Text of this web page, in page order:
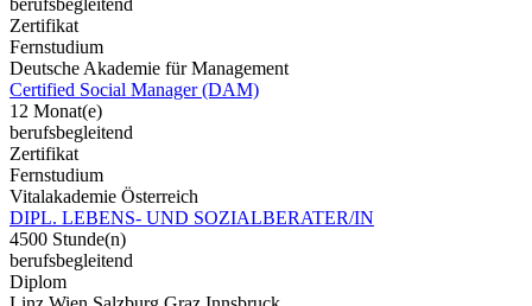
berufsbegleitend
Zertifikat
Fernstudium
Deutsche Akademie für Management
Certified Social Manager (DAM)
12 Monat(e)
berufsbegleitend
Zertifikat
Fernstudium
Vitalakademie Österreich
DIPL. LEBENS- UND SOZIALBERATER/IN
4500 Stunde(n)
berufsbegleitend
Diplom